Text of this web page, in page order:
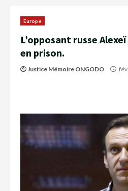
Europe
L’opposant russe
en prison.
Justice Mémoire ONGODO